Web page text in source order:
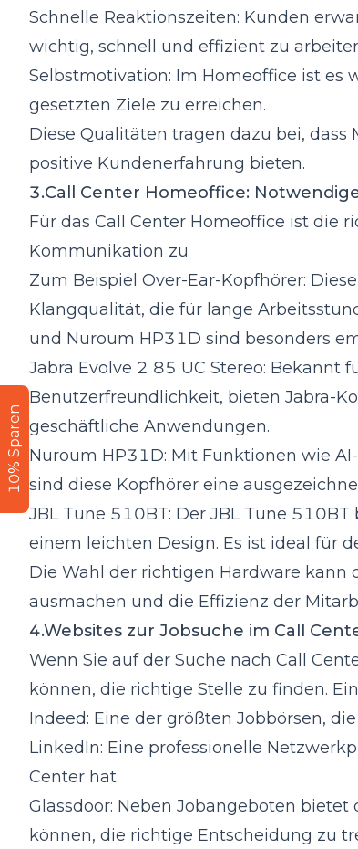
Schnelle Reaktionszeiten: Kunden
wichtig, schnell und effizient zu
Selbstmotivation: Im Homeoffice ist
gesetzten Ziele zu erreichen.
Diese Qualitäten tragen dazu bei,
positive Kundenerfahrung bieten.
3.Call Center Homeoffice:
Für das Call Center Homeoffice ist die
Kommunikation zu
Zum Beispiel Over-Ear-Kopfhörer:
Klangqualität, die für lange
und Nuroum HP31D sind besonders
Jabra Evolve 2 85 UC Stereo: Bekannt
Benutzerfreundlichkeit, bieten Jabra-
geschäftliche Anwendungen.
Nuroum HP31D: Mit Funktionen wie
sind diese Kopfhörer eine
JBL Tune 510BT: Der JBL Tune
einem leichten Design. Es ist ideal für
Die Wahl der richtigen Hardware
ausmachen und die Effizienz der
4.Websites zur Jobsuche im Call
Wenn Sie auf der Suche nach Call
können, die richtige Stelle zu finden.
Indeed: Eine der größten Jobbörsen,
LinkedIn: Eine professionelle
Center hat.
Glassdoor: Neben Jobangeboten
können, die richtige Entscheidung zu
10% Sparen